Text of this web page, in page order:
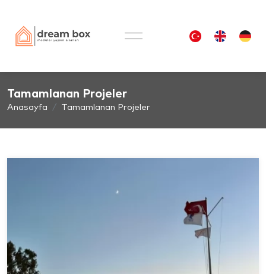
Tamamlanan Projeler
Anasayfa Tamamlanan Projeler